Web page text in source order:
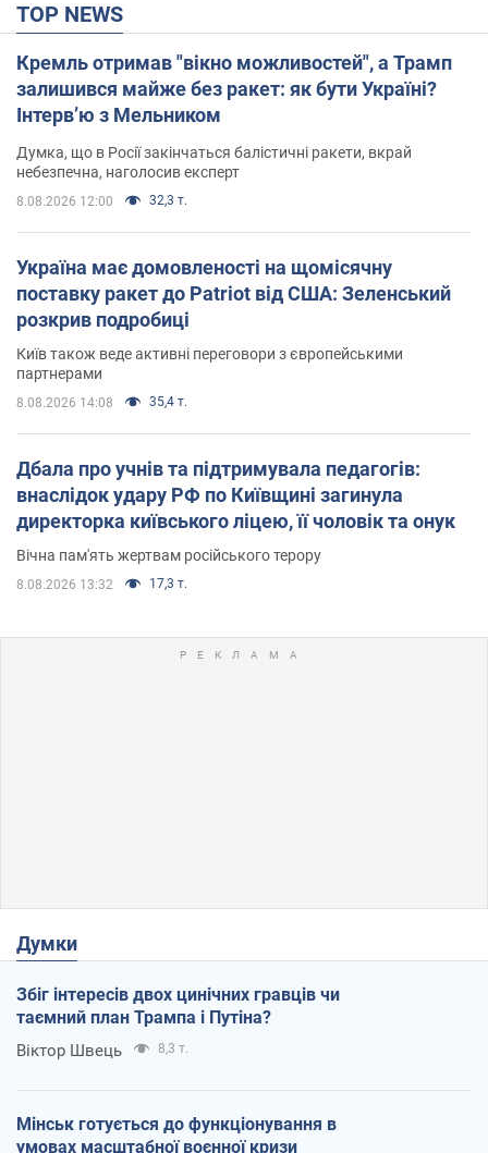
TOP NEWS
Кремль отримав "вікно можливостей", а Трамп
залишився майже без ракет: як бути Україні?
Інтерв’ю з Мельником
Думка, що в Росії закінчаться балістичні ракети, вкрай
небезпечна, наголосив експерт
8.08.2026 12:00 32,3 т.
Україна має домовленості на щомісячну
поставку ракет до Patriot від США: Зеленський
розкрив подробиці
Київ також веде активні переговори з європейськими
партнерами
8.08.2026 14:08 35,4 т.
Дбала про учнів та підтримувала педагогів:
внаслідок удару РФ по Київщині загинула
директорка київського ліцею, її чоловік та онук
Вічна пам'ять жертвам російського терору
8.08.2026 13:32 17,3 т.
Думки
Збіг інтересів двох цинічних гравців чи
таємний план Трампа і Путіна?
Віктор Швець 8,3 т.
Мінськ готується до функціонування в
умовах масштабної воєнної кризи